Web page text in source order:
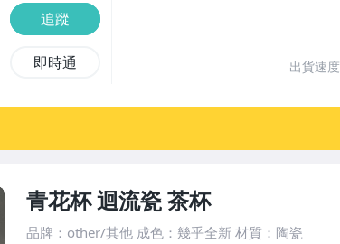
青花杯 迴流瓷 茶杯
品牌：other/其他 成色：幾乎全新 材質：陶瓷
追蹤
即時通 出貨速度